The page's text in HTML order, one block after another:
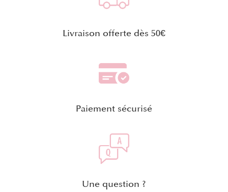
Livraison offerte dès 50€
Paiement sécurisé
Une question ?